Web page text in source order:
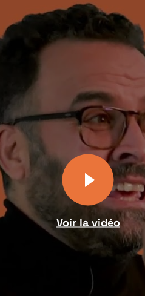
Voir la vidéo